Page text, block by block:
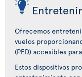
Ofrecemos
vuelos
(PED) accesibles
Estos dispositivos